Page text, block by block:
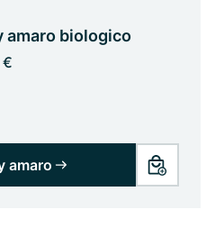
amaro biologico
€
amaro